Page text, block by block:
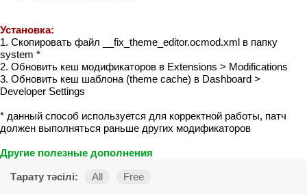
Установка:
1. Скопировать файл __fix_theme_editor.ocmod.xml в папку
system *
2. Обновить кеш модификаторов в Extensions > Modifications
3. Обновить кеш шаблона (theme cache) в Dashboard >
Developer Settings
* данный способ используется для корректной работы, патч
должен выполняться раньше других модификаторов
Другие полезные дополнения
Тарату тәсілі: All Free